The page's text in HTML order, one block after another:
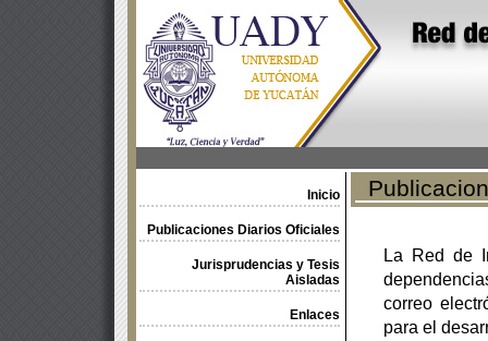
Inicio
Publicaciones Diarios Oficiales
Jurisprudencias y Tesis
Aisladas
Enlaces
La Red de
correo
para el